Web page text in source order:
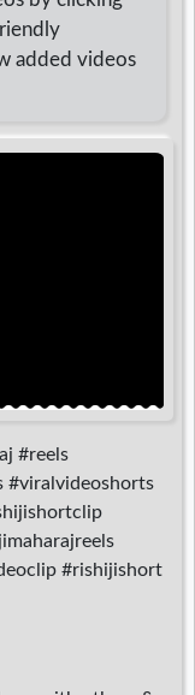
added videos
#reels
#viralvideoshorts
#rishijishort